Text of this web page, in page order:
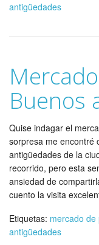
antigüedades
Buenos
Quise indagar el
sorpresa me encontré
antigüedades de la
recorrido, pero esta
ansiedad de
cuento la visita
Etiquetas: mercado de
antigüedades